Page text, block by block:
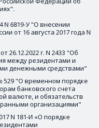
N 6819-У "О внесении
от 16 августа 2017 года N
26.12.2022 г. N 2433 "Об
между резидентами и
денежными средствами"
529 "О временном порядке
банковского счета
валюте, и обязательств
организациями"
N 181-И «О порядке